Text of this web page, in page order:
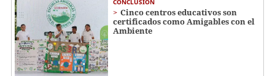
CONCLUSIÓN
Cinco centros educativos son
certificados como Amigables con el
Ambiente